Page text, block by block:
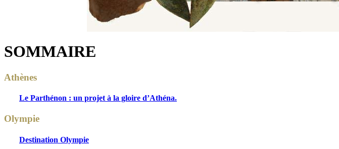
SOMMAIRE
Athènes
Le Parthénon : un projet à la gloire d’Athéna.
Olympie
Destination Olympie